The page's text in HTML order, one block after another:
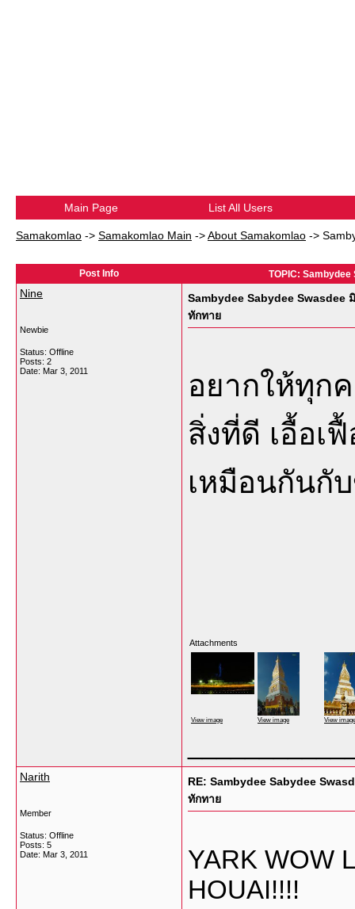
Main Page List All Users
Samakomlao -> Samakomlao Main ->About Samakomlao ->
Post Info TOPIC:
Nine
Newbie
Status: Offline
Posts: 2
Date: Mar 3, 2011
Sambydee Sabydee
ทักทาย
อยากให้ทุก
สิ่งที่ดี เอื้อเ
เหมือนกันกั
Attachments
View image View image View image
Narith
Member
Status: Offline
Posts: 5
Date: Mar 3, 2011
RE: Sambydee Sabydee
ทักทาย
YARK WOW
HOUAI!!!!